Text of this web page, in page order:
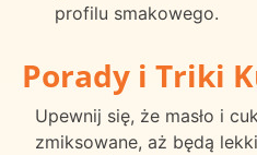
profilu smakowego.
Porady i Triki
Upewnij się, że masło i
zmiksowane, aż będą